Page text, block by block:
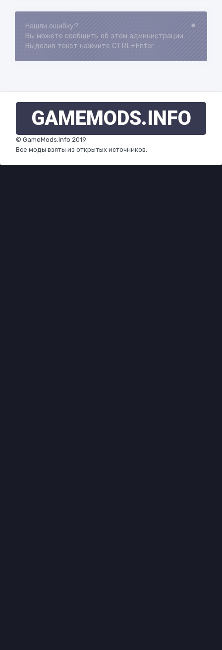
Нашли ошибку?
Вы можете сообщить об этом администрации.
Выделив текст нажмите CTRL+Enter
GAMEMODS.INFO
© GameMods.info 2019
Все моды взяты из открытых источников.